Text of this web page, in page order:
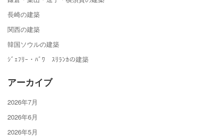
長崎の建築
関西の建築
韓国ソウルの建築
ｼﾞｪﾌﾘｰ・ﾊﾞﾜ ｽﾘﾗﾝｶの建築
アーカイブ
2026年7月
2026年6月
2026年5月